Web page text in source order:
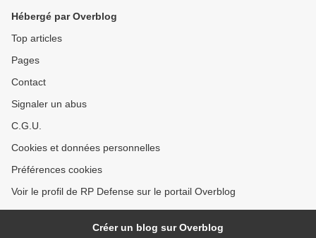
Hébergé par Overblog
Top articles
Pages
Contact
Signaler un abus
C.G.U.
Cookies et données personnelles
Préférences cookies
Voir le profil de RP Defense sur le portail Overblog
Créer un blog sur Overblog